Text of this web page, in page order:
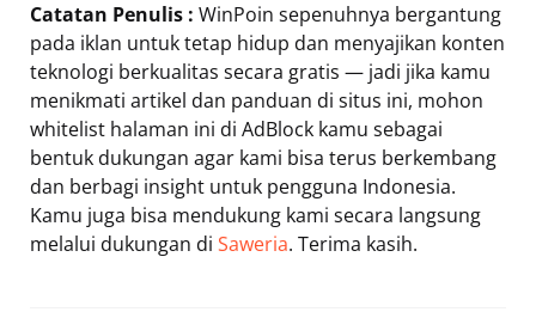
Catatan Penulis : WinPoin sepenuhnya bergantung
pada iklan untuk tetap hidup dan menyajikan konten
teknologi berkualitas secara gratis — jadi jika kamu
menikmati artikel dan panduan di situs ini, mohon
whitelist halaman ini di AdBlock kamu sebagai
bentuk dukungan agar kami bisa terus berkembang
dan berbagi insight untuk pengguna Indonesia.
Kamu juga bisa mendukung kami secara langsung
melalui dukungan di Saweria. Terima kasih.